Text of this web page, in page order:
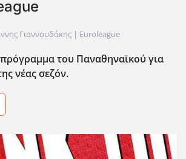
Γιαννουδάκης | Euroleague
πρόγραμμα του Παναθηναϊκού για
νέας σεζόν.